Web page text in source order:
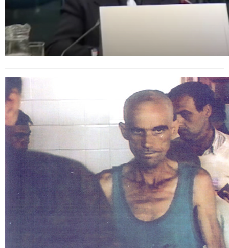
Rückblick 1992: Die Schrecken von
Omarska – Ein düsteres Kapitel im
Bosnienkrieg